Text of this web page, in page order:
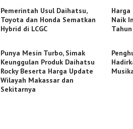
Pemerintah Usul Daihatsu,
Toyota dan Honda Sematkan
Hybrid di LCGC
Naik
Punya Mesin Turbo, Simak
Keunggulan Produk Daihatsu
Rocky Beserta Harga Update
Wilayah Makassar dan
Sekitarnya